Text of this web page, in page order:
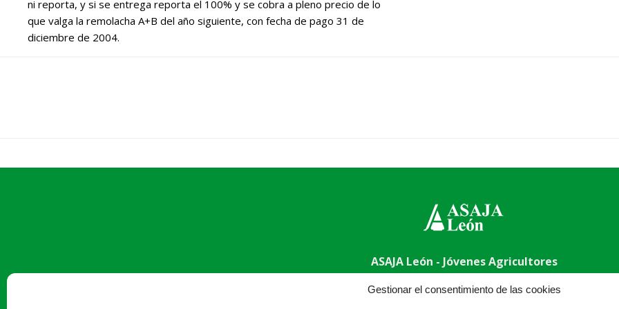
Gestionar el consentimiento de las cookies
ni reporta, y si se entrega reporta el 100% y se cobra a pleno precio de lo
que valga la remolacha A+B del año siguiente, con fecha de pago 31 de
diciembre de 2004.
ASAJA León - Jóvenes Agricultores